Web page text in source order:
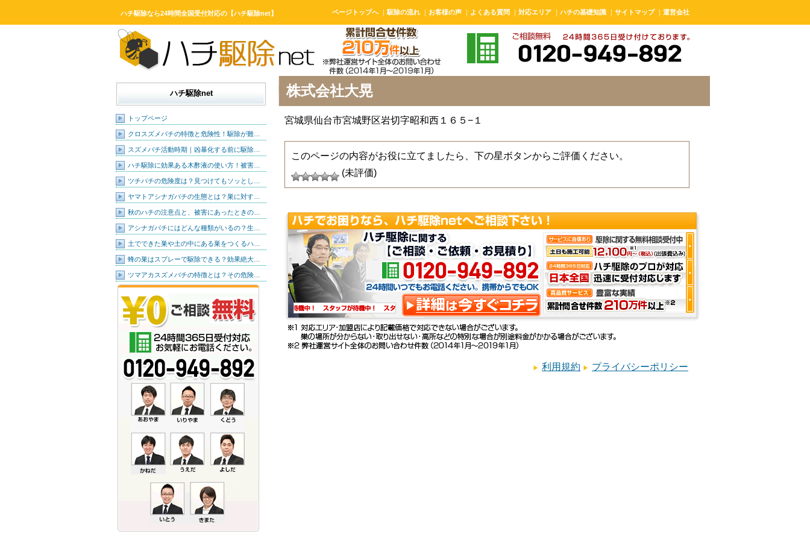
ハチ駆除なら24時間全国受付対応の【ハチ駆除net】 ページトップへ ｜ 駆除の流れ ｜ お客様の声 ｜ よくある質問 ｜ 対応エリア ｜ ハチの基礎知識 ｜ サイトマップ ｜ 運営会社
ハチ駆除net
トップページ
クロスズメバチの特徴と危険性！駆除が難…
スズメバチ活動時期｜凶暴化する前に駆除…
ハチ駆除に効果ある木酢液の使い方！被害…
ツチバチの危険度は？見つけてもソッとし…
ヤマトアシナガバチの生態とは？巣に対す…
秋のハチの注意点と、被害にあったときの…
アシナガバチにはどんな種類がいるの？生…
土でできた巣や土の中にある巣をつくるハ…
蜂の巣はスプレーで駆除できる？効果絶大…
ツマアカスズメバチの特徴とは？その危険…
株式会社大晃
宮城県仙台市宮城野区岩切字昭和西１６５−１
このページの内容がお役に立てましたら、下の星ボタンからご評価ください。
(未評価)
利用規約 プライバシーポリシー